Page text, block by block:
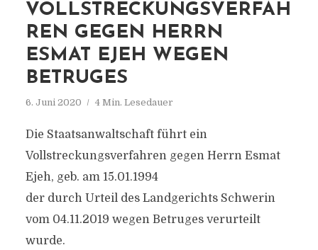
VOLLSTRECKUNGSVERFAH
REN GEGEN HERRN
ESMAT EJEH WEGEN
BETRUGES
6. Juni 2020 4 Min. Lesedauer
Die Staatsanwaltschaft führt ein
Vollstreckungsverfahren gegen Herrn Esmat
Ejeh, geb. am 15.01.1994
der durch Urteil des Landgerichts Schwerin
vom 04.11.2019 wegen Betruges verurteilt
wurde.